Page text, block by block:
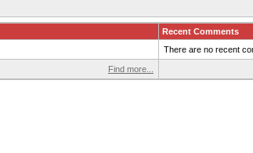
Recent Comments
There are no recent
Find more...